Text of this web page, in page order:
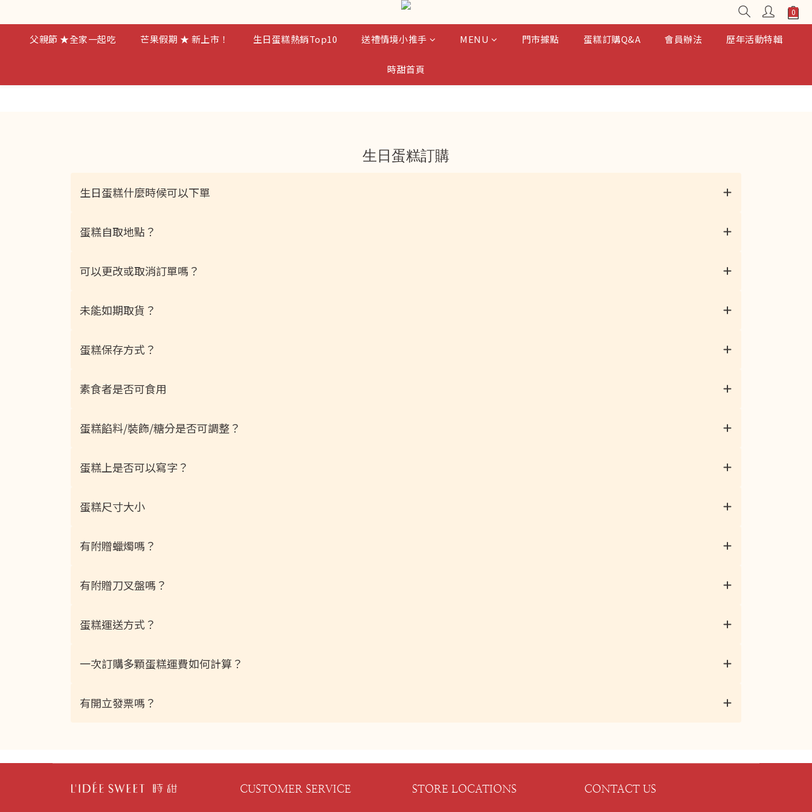
父親節 ★全家一起吃 芒果假期 ★ 新上市！ 生日蛋糕熱銷Top10 送禮情境小推手 MENU 門市據點 蛋糕訂購Q&A 會員辦法 歷年活動特輯
時甜首頁
生日蛋糕訂購
生日蛋糕什麼時候可以下單
蛋糕自取地點？
可以更改或取消訂單嗎？
未能如期取貨？
蛋糕保存方式？
素食者是否可食用
蛋糕餡料/裝飾/糖分是否可調整？
蛋糕上是否可以寫字？
蛋糕尺寸大小
有附贈蠟燭嗎？
有附贈刀叉盤嗎？
蛋糕運送方式？
一次訂購多顆蛋糕運費如何計算？
有開立發票嗎？
CUSTOMER SERVICE STORE LOCATIONS CONTACT US